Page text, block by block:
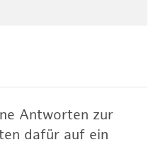
Antworten zur
dafür auf ein